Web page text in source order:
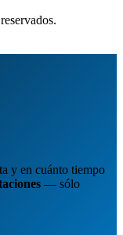
y en cuánto tiempo
— sólo